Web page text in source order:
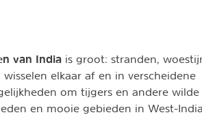
van India is groot: stranden,
elkaar af en in verscheidene
om tijgers en andere
en mooie gebieden in West-